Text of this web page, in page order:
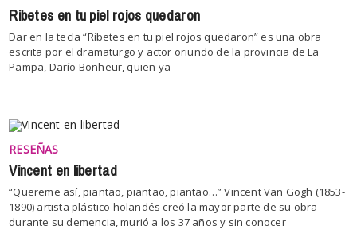
Ribetes en tu piel rojos quedaron
Dar en la tecla “Ribetes en tu piel rojos quedaron” es una obra
escrita por el dramaturgo y actor oriundo de la provincia de La
Pampa, Darío Bonheur, quien ya
RESEÑAS
Vincent en libertad
“Quereme así, piantao, piantao, piantao…” Vincent Van Gogh (1853-
1890) artista plástico holandés creó la mayor parte de su obra
durante su demencia, murió a los 37 años y sin conocer